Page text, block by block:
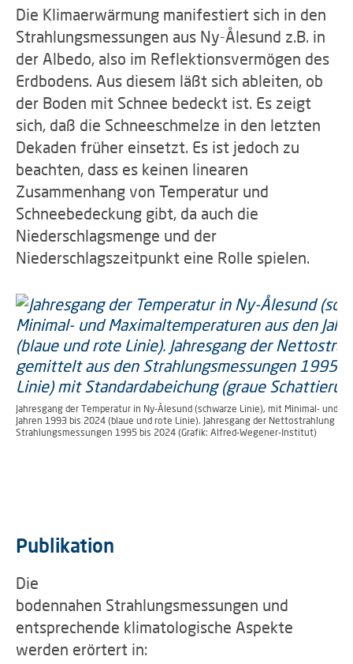
Die Klimaerwärmung manifestiert sich in den
Strahlungsmessungen aus Ny-Ålesund z.B. in
der Albedo, also im Reflektionsvermögen des
Erdbodens. Aus diesem läßt sich ableiten, ob
der Boden mit Schnee bedeckt ist. Es zeigt
sich, daß die Schneeschmelze in den letzten
Dekaden früher einsetzt. Es ist jedoch zu
beachten, dass es keinen linearen
Zusammenhang von Temperatur und
Schneebedeckung gibt, da auch die
Niederschlagsmenge und der
Niederschlagszeitpunkt eine Rolle spielen.
Jahresgang der Temperatur in Ny-Ålesund (schwarze Linie), mit Minimal- und
Jahren 1993 bis 2024 (blaue und rote Linie). Jahresgang der Nettostrahlung
Strahlungsmessungen 1995 bis 2024 (Grafik: Alfred-Wegener-Institut)
Publikation
Die
bodennahen Strahlungsmessungen und
entsprechende klimatologische Aspekte
werden erörtert in: